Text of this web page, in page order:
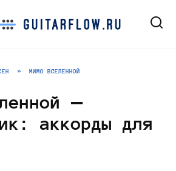
» МИМО ВСЕЛЕННОЙ
—
аккорды для